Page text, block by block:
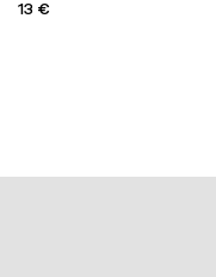
13 €